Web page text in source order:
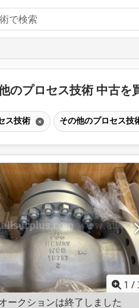
のプロセス技術 中古を
ス技術 その他のプロセス技
1 /
ークションは終了しました